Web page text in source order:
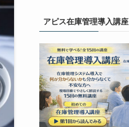
アピス在庫管理導入講座